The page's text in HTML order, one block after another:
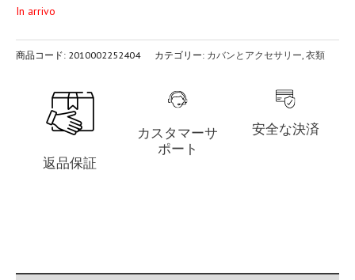
In arrivo
商品コード: 2010002252404 カテゴリー: カバンとアクセサリー,衣類
返品保証
カスタマーサ
ポート
安全な決済